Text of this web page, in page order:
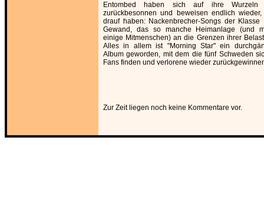
Entombed haben sich auf ihre
zurückbesonnen und beweisen endlich
drauf haben: Nackenbrecher-Songs der
Gewand, das so manche Heimanlage (und
einige Mitmenschen) an die Grenzen ihrer
Alles in allem ist "Morning Star" ein
Album geworden, mit dem die fünf Schweden
Fans finden und verlorene wieder
Zur Zeit liegen noch keine Kommentare vor.